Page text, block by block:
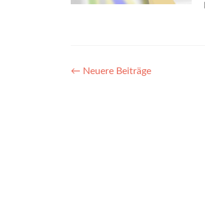
Posts
← Neuere Beiträge